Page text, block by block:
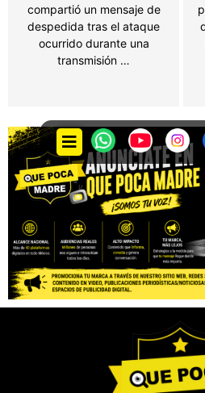
procedente de Michoacán,
debido a una amenaza de
seguridad que impide …